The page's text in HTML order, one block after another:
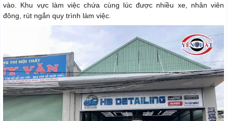
vào. Khu vực làm việc chứa cùng lúc được nhiều xe, nhân viên
đông, rút ngắn quy trình làm việc.